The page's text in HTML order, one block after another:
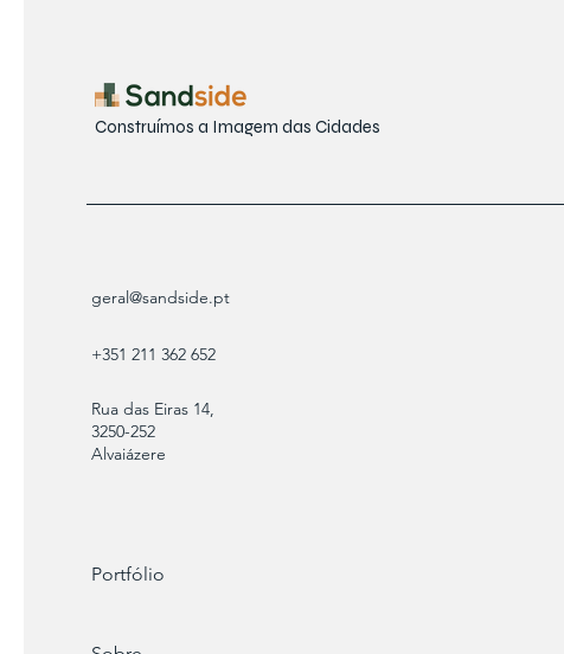
Construímos a Imagem das Cidades
geral@sandside.pt
+351 211 362 652
Rua das Eiras 14,
3250-252
Alvaiázere
Portfólio